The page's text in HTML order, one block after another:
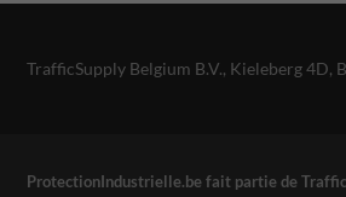
TrafficSupply Belgium B.V., Kieleberg 4D,
ProtectionIndustrielle.be fait partie de